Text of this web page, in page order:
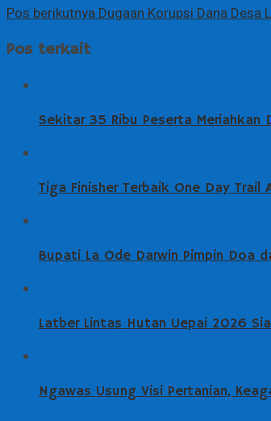
Pos berikutnyaDugaan Korupsi Dana Desa
Pos terkait
Sekitar 35 Ribu Peserta Meriahkan
Tiga Finisher Terbaik One Day Trail
Bupati La Ode Darwin Pimpin Doa
Latber Lintas Hutan Uepai 2026
Ngawas Usung Visi Pertanian,